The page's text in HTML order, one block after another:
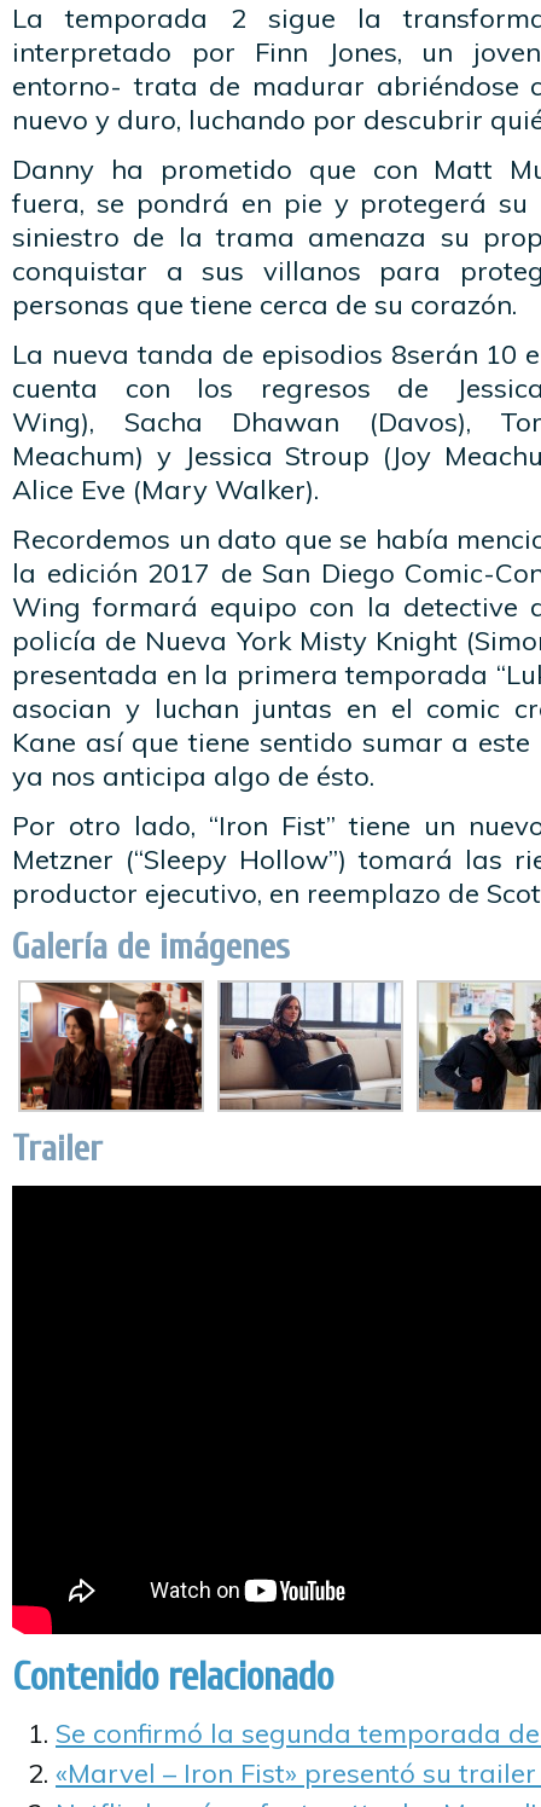
La temporada 2 sigue la
interpretado por Finn Jones, un
entorno- trata de madurar abriéndose
nuevo y duro, luchando por descubrir
Danny ha prometido que con Matt
fuera, se pondrá en pie y protegerá su
siniestro de la trama amenaza su
conquistar a sus villanos para
personas que tiene cerca de su corazón.
La nueva tanda de episodios 8serán 10
cuenta con los regresos de
Wing), Sacha Dhawan (Davos),
Meachum) y Jessica Stroup (Joy
Alice Eve (Mary Walker).
Recordemos un dato que se había
la edición 2017 de San Diego Comic-
Wing formará equipo con la detective
policía de Nueva York Misty Knight
presentada en la primera temporada
asocian y luchan juntas en el comic
Kane así que tiene sentido sumar a este
ya nos anticipa algo de ésto.
Por otro lado, “Iron Fist” tiene un
Metzner (“Sleepy Hollow”) tomará las
productor ejecutivo, en reemplazo de
Galería de imágenes
Trailer
Contenido relacionado
Se confirmó la segunda temporada de
«Marvel – Iron Fist» presentó su